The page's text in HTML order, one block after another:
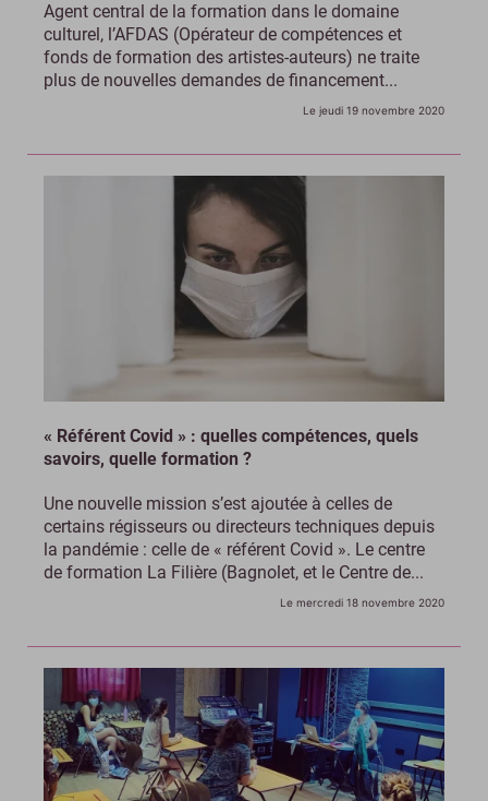
Agent central de la formation dans le domaine
culturel, l’AFDAS (Opérateur de compétences et
fonds de formation des artistes-auteurs) ne traite
plus de nouvelles demandes de financement...
Le jeudi 19 novembre 2020
« Référent Covid » : quelles compétences, quels
savoirs, quelle formation ?
Une nouvelle mission s’est ajoutée à celles de
certains régisseurs ou directeurs techniques depuis
la pandémie : celle de « référent Covid ». Le centre
de formation La Filière (Bagnolet, et le Centre de...
Le mercredi 18 novembre 2020